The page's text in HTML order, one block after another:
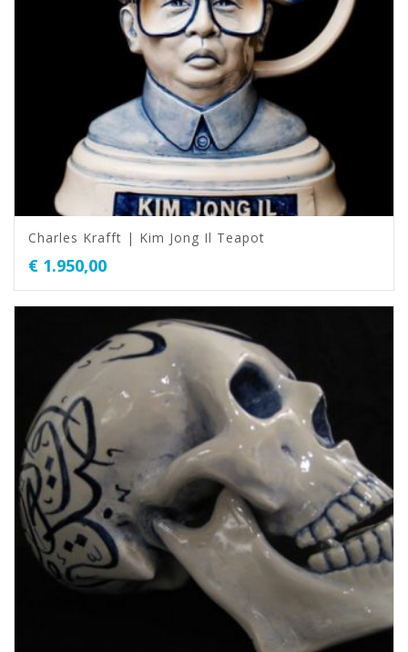
Charles Krafft | Kim Jong Il Teapot
€ 1.950,00